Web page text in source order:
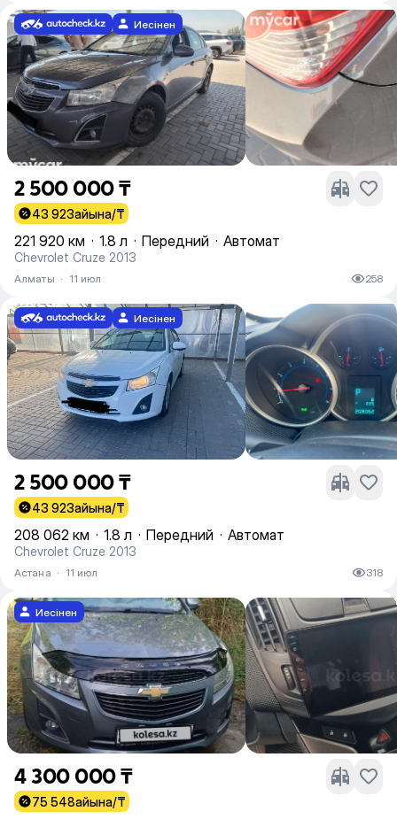
Иесінен
2 500 000 ₸
43 923айына/₸
221 920 км · 1.8 л · Передний · Автомат
Chevrolet Cruze 2013
Алматы · 11 июл 258
Иесінен
2 500 000 ₸
43 923айына/₸
208 062 км · 1.8 л · Передний · Автомат
Chevrolet Cruze 2013
Астана · 11 июл 318
Иесінен
4 300 000 ₸
75 548айына/₸